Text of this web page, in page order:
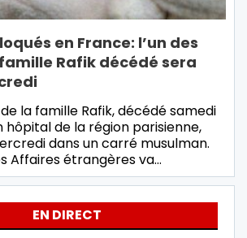
en France: l’un des
Rafik décédé sera
la famille Rafik, décédé samedi
hôpital de la région parisienne,
dans un carré musulman.
Affaires étrangères va…
EN DIRECT